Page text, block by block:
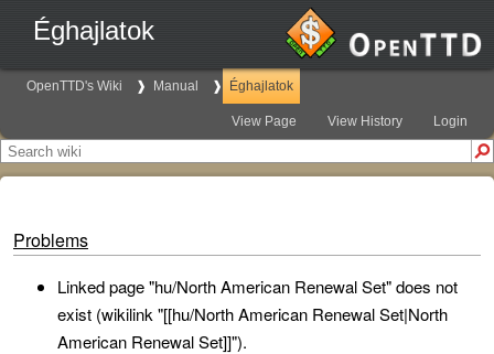
Éghajlatok
OpenTTD's Wiki Manual Éghajlatok
View Page View History Login
Problems
Linked page "hu/North American Renewal Set" does not
exist (wikilink "[[hu/North American Renewal Set|North
American Renewal Set]]").